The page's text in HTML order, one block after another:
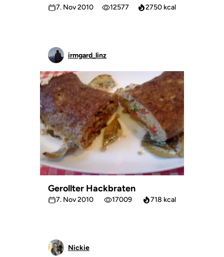
7. Nov 2010 12577 2750 kcal
irmgard_linz
Gerollter Hackbraten
7. Nov 2010 17009 718 kcal
Nickie